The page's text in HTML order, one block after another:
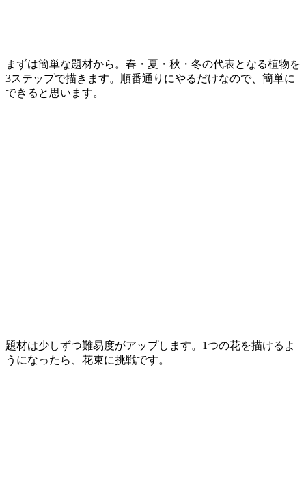
まずは簡単な題材から。春・夏・秋・冬の代表となる植物を
3ステップで描きます。順番通りにやるだけなので、簡単に
できると思います。
題材は少しずつ難易度がアップします。1つの花を描けるよ
うになったら、花束に挑戦です。